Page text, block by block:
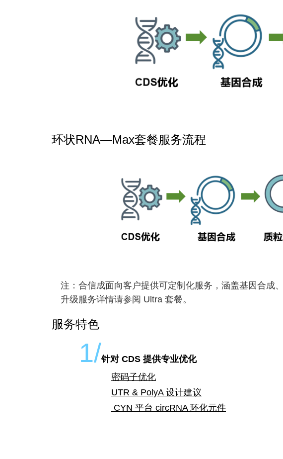
环状RNA—Max套餐服务流程
服务特色
注：合信成面向客户提供可定制化服务，涵盖基因合成
升级服务详情请参阅 Ultra 套餐。
1/针对 CDS 提供专业优化
密码子优化
UTR & PolyA 设计建议
CYN 平台 circRNA 环化元件